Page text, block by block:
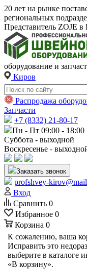
20 лет на рынке
региональных
Представитель ZOJE в
оборудование и
Киров
Распродажа
Запчасти
+7 (8332) 21-80-17
Пн - Пт 09:00 - 18:00
Суббота - выходной
Воскресенье -
Заказать звонок
profshvey-
Вход
Сравнить 0
Избранное 0
Корзина 0
К сожалению, ваша
Исправить это
выберите в каталоге
«В корзину».